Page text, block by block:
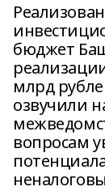
бюджет
млрд
озвучили
вопросам